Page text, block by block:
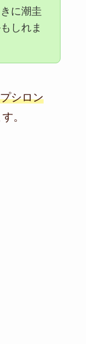
に潮圭
しれま
シロン
。